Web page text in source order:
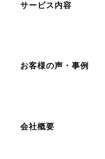
サービス内容
お客様の声・事例
会社概要